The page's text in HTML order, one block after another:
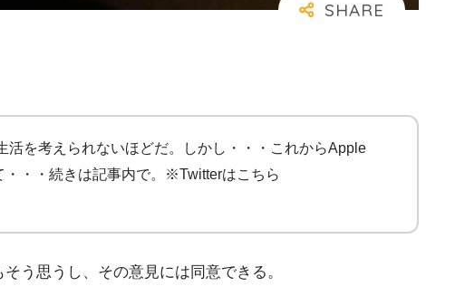
を考えられないほどだ。しかし・・・これからApple
・・続きは記事内で。※Twitterはこちら
う思うし、その意見には同意できる。